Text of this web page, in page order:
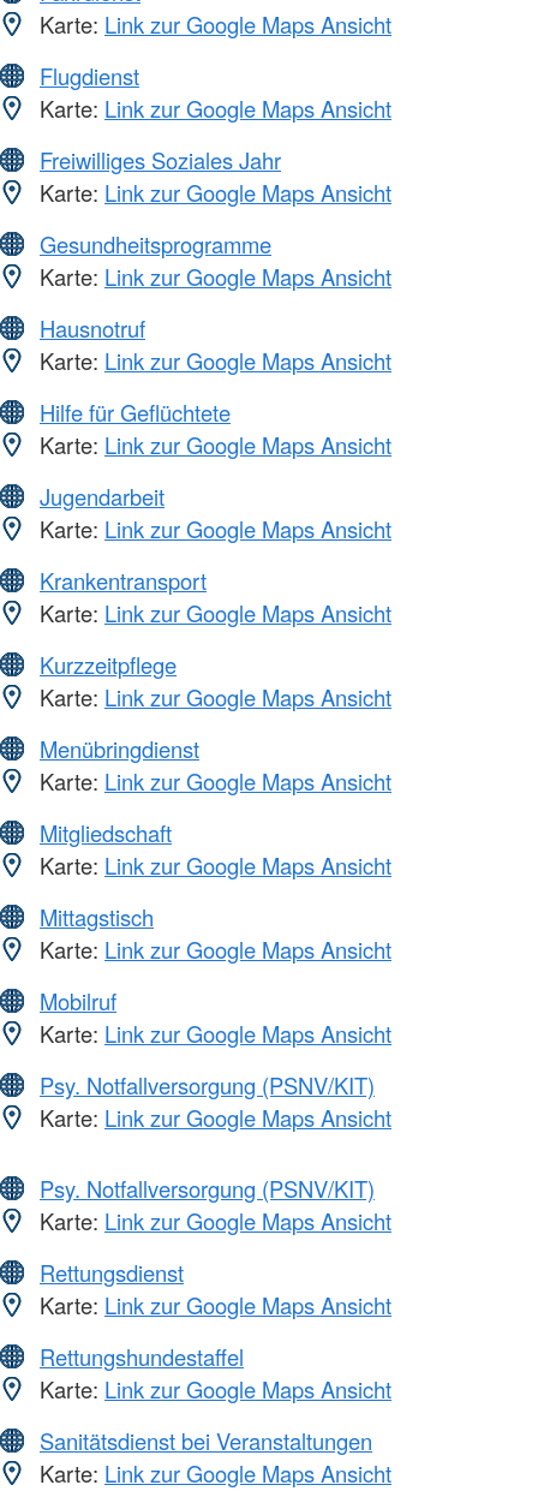
Karte: Link zur Google Maps Ansicht
Flugdienst
Karte: Link zur Google Maps Ansicht
Freiwilliges Soziales Jahr
Karte: Link zur Google Maps Ansicht
Gesundheitsprogramme
Karte: Link zur Google Maps Ansicht
Hausnotruf
Karte: Link zur Google Maps Ansicht
Hilfe für Geflüchtete
Karte: Link zur Google Maps Ansicht
Jugendarbeit
Karte: Link zur Google Maps Ansicht
Krankentransport
Karte: Link zur Google Maps Ansicht
Kurzzeitpflege
Karte: Link zur Google Maps Ansicht
Menübringdienst
Karte: Link zur Google Maps Ansicht
Mitgliedschaft
Karte: Link zur Google Maps Ansicht
Mittagstisch
Karte: Link zur Google Maps Ansicht
Mobilruf
Karte: Link zur Google Maps Ansicht
Psy. Notfallversorgung (PSNV/KIT)
Karte: Link zur Google Maps Ansicht
Psy. Notfallversorgung (PSNV/KIT)
Karte: Link zur Google Maps Ansicht
Rettungsdienst
Karte: Link zur Google Maps Ansicht
Rettungshundestaffel
Karte: Link zur Google Maps Ansicht
Sanitätsdienst bei Veranstaltungen
Karte: Link zur Google Maps Ansicht